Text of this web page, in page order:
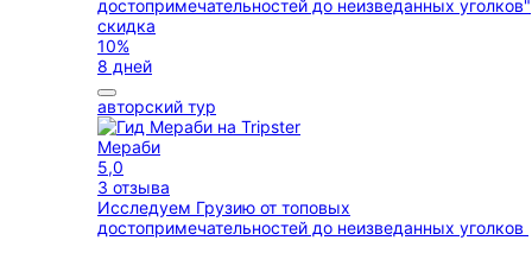
скидка
10%
8 дней
авторский тур
Мераби
5,0
3 отзыва
Исследуем Грузию от топовых
достопримечательностей до неизведанных уголков